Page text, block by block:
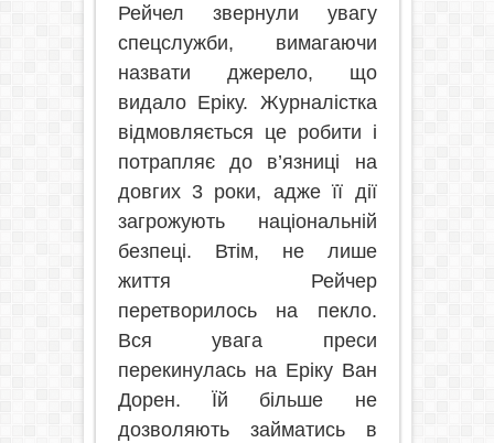
Рейчел звернули увагу
спецслужби, вимагаючи
назвати джерело, що
видало Еріку. Журналістка
відмовляється це робити і
потрапляє до в’язниці на
довгих 3 роки, адже її дії
загрожують національній
безпеці. Втім, не лише
життя Рейчер
перетворилось на пекло.
Вся увага преси
перекинулась на Еріку Ван
Дорен. Їй більше не
дозволяють займатись в